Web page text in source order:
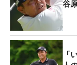
谷
「